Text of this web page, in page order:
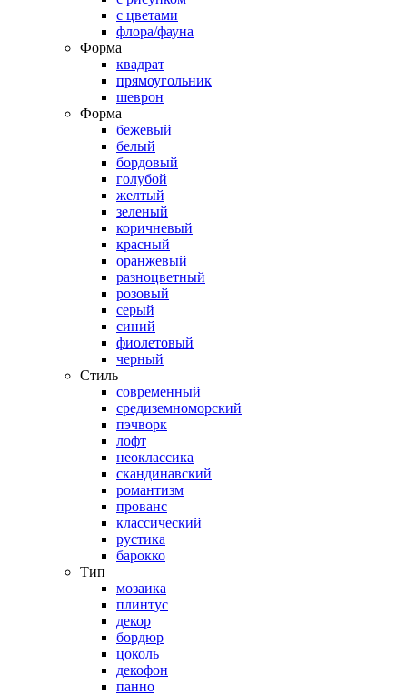
с цветами
флора/фауна
Форма
квадрат
прямоугольник
шеврон
Форма
бежевый
белый
бордовый
голубой
желтый
зеленый
коричневый
красный
оранжевый
разноцветный
розовый
серый
синий
фиолетовый
черный
Стиль
современный
средиземноморский
пэчворк
лофт
неоклассика
скандинавский
романтизм
прованс
классический
рустика
барокко
Тип
мозаика
плинтус
декор
бордюр
цоколь
декофон
панно